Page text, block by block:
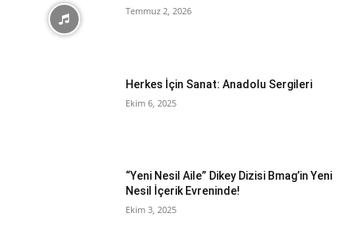
Temmuz 2, 2026
Herkes İçin Sanat: Anadolu Sergileri
Ekim 6, 2025
“Yeni Nesil Aile” Dikey Dizisi Bmag’in Yeni
Nesil İçerik Evreninde!
Ekim 3, 2025